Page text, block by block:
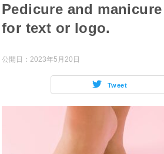
Pedicure and
for text or logo.
公開日： 2023年5月20日
Tweet